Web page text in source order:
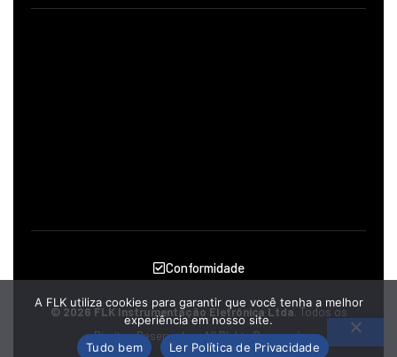
© 2026 FLK Instrumentação Eletrônica Ltda . Todos os
Direitos Reservados.All Rights Reserved.
Conformidade
A FLK utiliza cookies para garantir que você tenha a melhor
experiência em nosso site.
Tudo bem
Ler Política de Privacidade